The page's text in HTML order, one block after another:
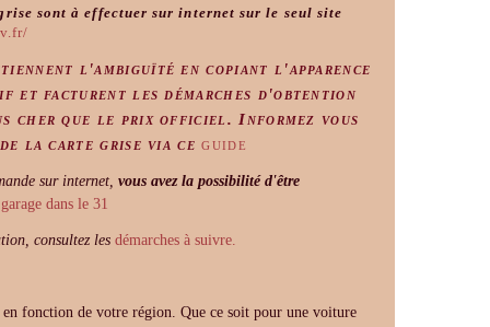
sont à effectuer sur internet sur le seul site
l'ambiguïté en copiant l'apparence
et facturent les démarches d'obtention
cher que le prix officiel. Informez vous
la carte grise via ceguide
sur internet, vous avez la possibilité d'être
garage dans le 31
consultez les démarches à suivre.
fonction de votre région. Que ce soit pour une voiture